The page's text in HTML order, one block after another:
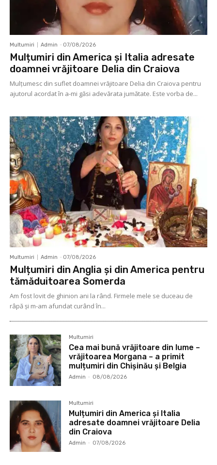
Multumiri Admin - 07/08/2026
Mulțumiri din America și Italia adresate
doamnei vrăjitoare Delia din Craiova
Mulţumesc din suflet doamnei vrăjitoare Delia din Craiova pentru
ajutorul acordat în a-mi găsi adevărata jumătate. Este vorba de...
Multumiri Admin - 07/08/2026
Mulțumiri din Anglia și din America pentru
tămăduitoarea Somerda
Am fost lovit de ghinion ani la rând. Firmele mele se duceau de
râpă şi m-am afundat curând în...
Multumiri
Cea mai bună vrăjitoare din lume –
vrăjitoarea Morgana – a primit
mulțumiri din Chișinău și Belgia
Admin - 08/08/2026
Multumiri
Mulțumiri din America și Italia
adresate doamnei vrăjitoare Delia
din Craiova
Admin - 07/08/2026